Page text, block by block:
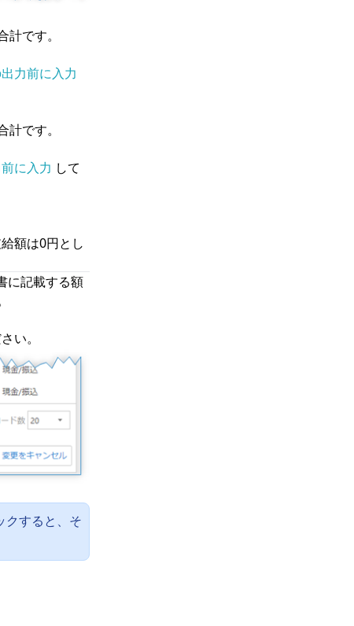
です。
力前に入力
です。
に入力 して
額は0円とし
に記載する額
い。
クすると、そ